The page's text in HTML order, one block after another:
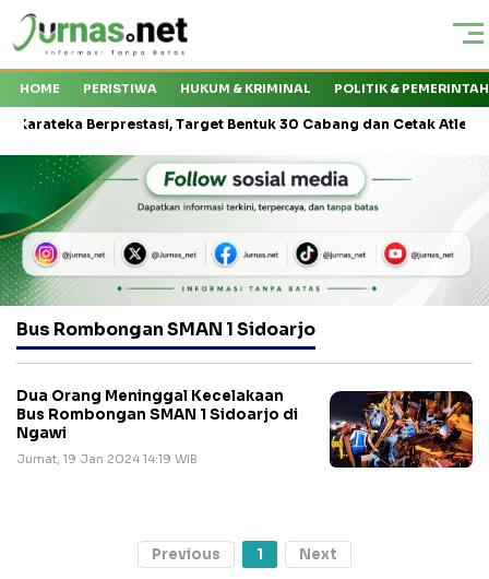
HOME PERISTIWA HUKUM & KRIMINAL POLITIK &
Berprestasi, Target Bentuk 30 Cabang dan Cetak Atlet Nasional
Bus Rombongan SMAN 1 Sidoarjo
Dua Orang Meninggal Kecelakaan
Bus Rombongan SMAN 1 Sidoarjo di
Ngawi
Jumat, 19 Jan 2024 14:19 WIB
Previous 1 Next